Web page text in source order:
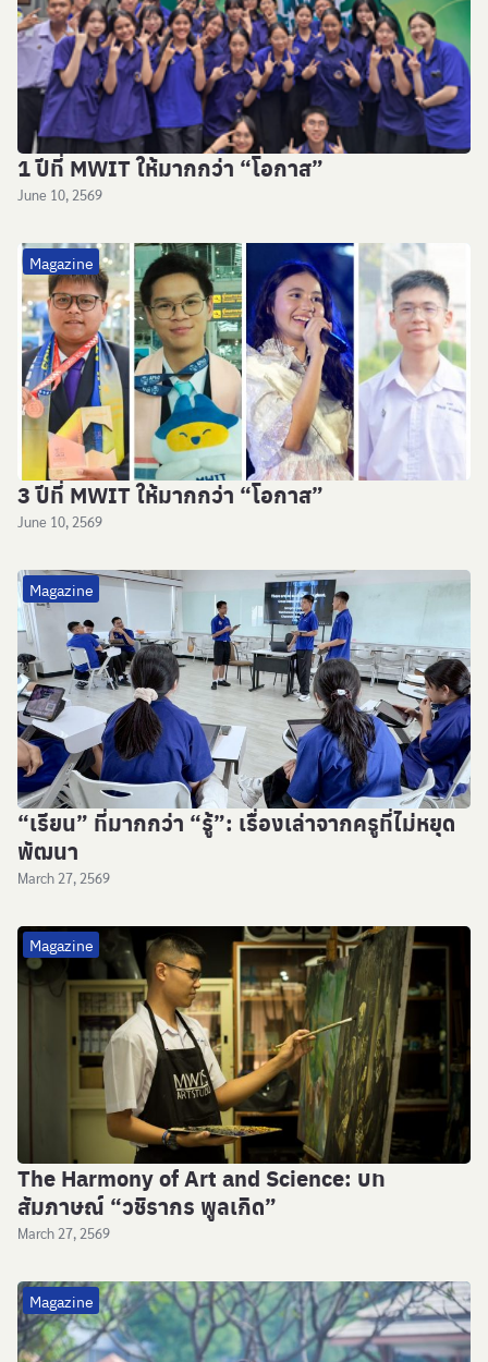
1 ปีที่ MWIT ให้มากกว่า “โอกาส”
June 10, 2569
Magazine
3 ปีที่ MWIT ให้มากกว่า “โอกาส”
June 10, 2569
Magazine
“เรียน” ที่มากกว่า “รู้”: เรื่องเล่าจากครูที่ไม่หยุด
พัฒนา
March 27, 2569
Magazine
The Harmony of Art and Science: บท
สัมภาษณ์ “วชิรากร พูลเกิด”
March 27, 2569
Magazine